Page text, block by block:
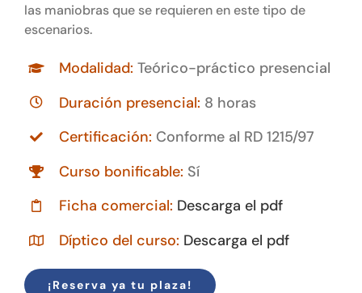
las maniobras que se requieren en este tipo de
escenarios.
Modalidad: Teórico-práctico presencial
Duración presencial: 8 horas
Certificación: Conforme al RD 1215/97
Curso bonificable: Sí
Ficha comercial: Descarga el pdf
Díptico del curso: Descarga el pdf
¡Reserva ya tu plaza!